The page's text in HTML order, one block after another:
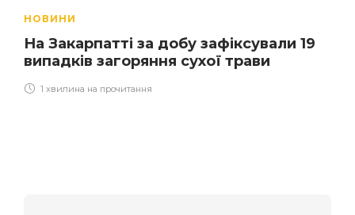
НОВИНИ
На Закарпатті за добу зафіксували 19
випадків загоряння сухої трави
1 хвилина на прочитання